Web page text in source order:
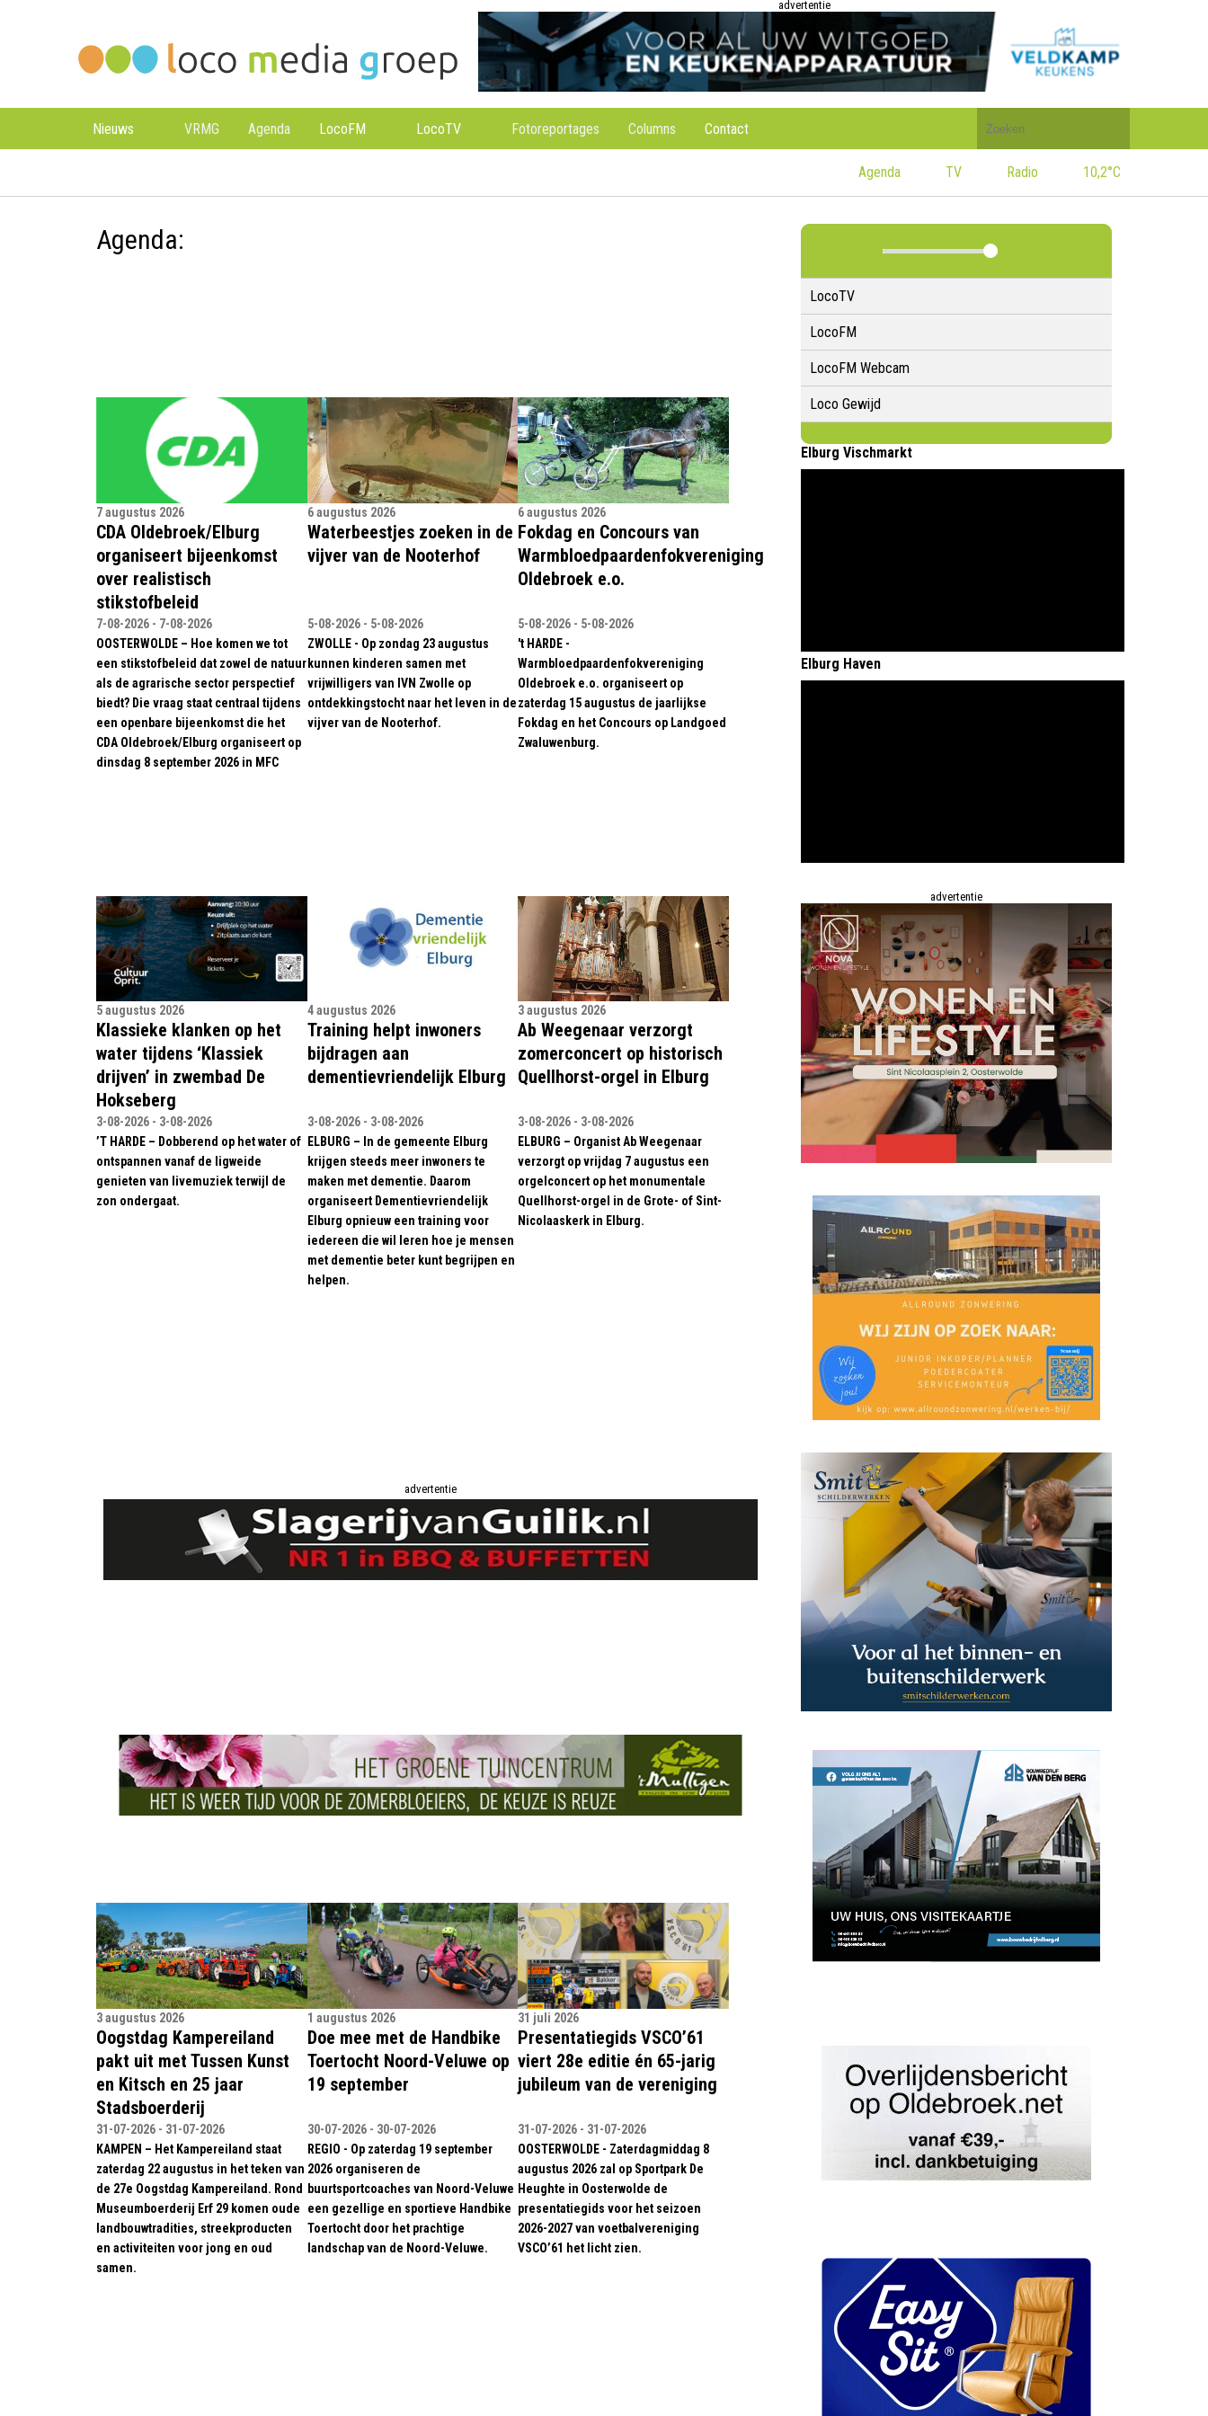
advertentie
Nieuws VRMG Agenda LocoFM LocoTV Fotoreportages Columns Contact
de
website
Agenda
TV Radio 10,2°C
Agenda:
7 augustus 2026
CDA Oldebroek/Elburg
organiseert bijeenkomst
over realistisch
stikstofbeleid
7-08-2026 - 7-08-2026
OOSTERWOLDE – Hoe komen we tot
een stikstofbeleid dat zowel de natuur
als de agrarische sector perspectief
biedt? Die vraag staat centraal tijdens
een openbare bijeenkomst die het
CDA Oldebroek/Elburg organiseert op
dinsdag 8 september 2026 in MFC
6 augustus 2026
Waterbeestjes zoeken in de
vijver van de Nooterhof
5-08-2026 - 5-08-2026
ZWOLLE - Op zondag 23 augustus
kunnen kinderen samen met
vrijwilligers van IVN Zwolle op
ontdekkingstocht naar het leven in de
vijver van de Nooterhof.
6 augustus 2026
Fokdag en Concours van
Warmbloedpaardenfokvereniging
Oldebroek e.o.
5-08-2026 - 5-08-2026
't HARDE -
Warmbloedpaardenfokvereniging
Oldebroek e.o. organiseert op
zaterdag 15 augustus de jaarlijkse
Fokdag en het Concours op Landgoed
Zwaluwenburg.
5 augustus 2026
Klassieke klanken op het
water tijdens ‘Klassiek
drijven’ in zwembad De
Hokseberg
3-08-2026 - 3-08-2026
’T HARDE – Dobberend op het water of
ontspannen vanaf de ligweide
genieten van livemuziek terwijl de
zon ondergaat.
4 augustus 2026
Training helpt inwoners
bijdragen aan
dementievriendelijk Elburg
3-08-2026 - 3-08-2026
ELBURG – In de gemeente Elburg
krijgen steeds meer inwoners te
maken met dementie. Daarom
organiseert Dementievriendelijk
Elburg opnieuw een training voor
iedereen die wil leren hoe je mensen
met dementie beter kunt begrijpen en
helpen.
3 augustus 2026
Ab Weegenaar verzorgt
zomerconcert op historisch
Quellhorst-orgel in Elburg
3-08-2026 - 3-08-2026
ELBURG – Organist Ab Weegenaar
verzorgt op vrijdag 7 augustus een
orgelconcert op het monumentale
Quellhorst-orgel in de Grote- of Sint-
Nicolaaskerk in Elburg.
advertentie
3 augustus 2026
Oogstdag Kampereiland
pakt uit met Tussen Kunst
en Kitsch en 25 jaar
Stadsboerderij
31-07-2026 - 31-07-2026
KAMPEN – Het Kampereiland staat
zaterdag 22 augustus in het teken van
de 27e Oogstdag Kampereiland. Rond
Museumboerderij Erf 29 komen oude
landbouwtradities, streekproducten
en activiteiten voor jong en oud
samen.
1 augustus 2026
Doe mee met de Handbike
Toertocht Noord-Veluwe op
19 september
30-07-2026 - 30-07-2026
REGIO - Op zaterdag 19 september
2026 organiseren de
buurtsportcoaches van Noord-Veluwe
een gezellige en sportieve Handbike
Toertocht door het prachtige
landschap van de Noord-Veluwe.
31 juli 2026
Presentatiegids VSCO’61
viert 28e editie én 65-jarig
jubileum van de vereniging
31-07-2026 - 31-07-2026
OOSTERWOLDE - Zaterdagmiddag 8
augustus 2026 zal op Sportpark De
Heughte in Oosterwolde de
presentatiegids voor het seizoen
2026-2027 van voetbalvereniging
VSCO’61 het licht zien.
LocoTV
LocoFM
LocoFM Webcam
Loco Gewijd
Elburg Vischmarkt
Elburg Haven
advertentie